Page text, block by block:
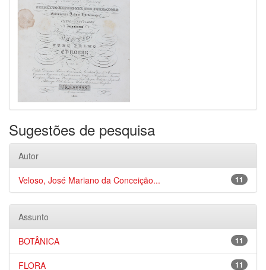
Sugestões de pesquisa
Autor
11
Veloso, José Mariano da Conceição...
Assunto
11
BOTÂNICA
11
FLORA